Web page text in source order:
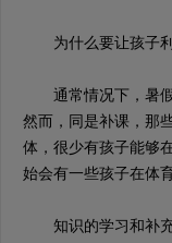
为什么要让孩子利
通常情况下，暑假
然而，同是补课，那
体，很少有孩子能够
始会有一些孩子在体
知识的学习和补充